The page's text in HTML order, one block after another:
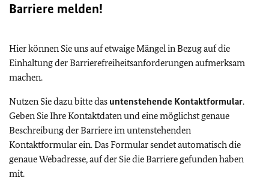
Barriere melden!
Hier können Sie uns auf etwaige Mängel in Bezug auf die
Einhaltung der Barrierefreiheitsanforderungen aufmerksam
machen.
Nutzen Sie dazu bitte das untenstehende Kontaktformular.
Geben Sie Ihre Kontaktdaten und eine möglichst genaue
Beschreibung der Barriere im untenstehenden
Kontaktformular ein. Das Formular sendet automatisch die
genaue Webadresse, auf der Sie die Barriere gefunden haben
mit.